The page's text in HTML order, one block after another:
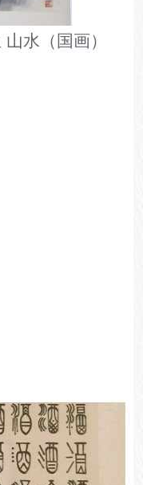
水（国画）